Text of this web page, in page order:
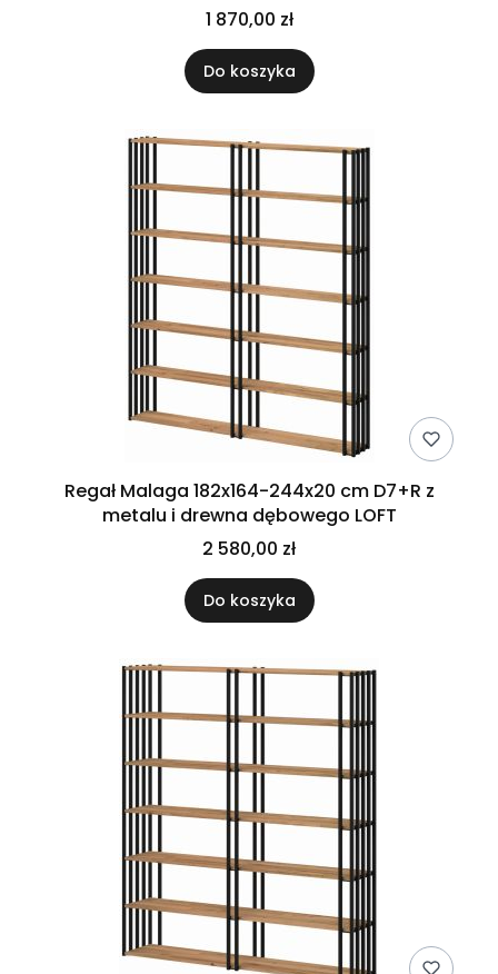
1 870,00 zł
Do koszyka
Regał Malaga 182x164-244x20 cm D7+R z
metalu i drewna dębowego LOFT
2 580,00 zł
Do koszyka